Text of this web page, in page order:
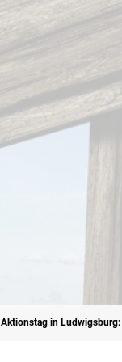
Aktionstag in Ludwigsburg: